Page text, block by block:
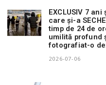
EXCLUSIV 7
care și-a
timp de 24 de
umilită profund
fotografiat-o
2026-07-06